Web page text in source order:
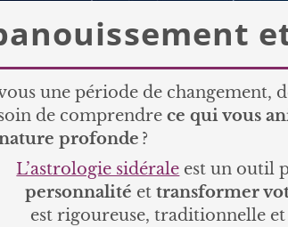
une période de changement,
de comprendre ce qui vous
profonde ?
L’astrologie sidérale est un outil
personnalité ettransformer
est rigoureuse, traditionnelle